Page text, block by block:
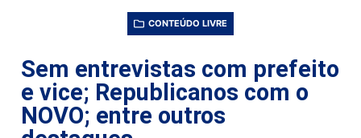
CONTEÚDO LIVRE
Sem entrevistas com prefeito
e vice; Republicanos com o
NOVO; entre outros